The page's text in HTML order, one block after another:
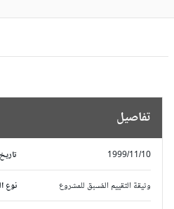
تفاصيل
تاريخ 1999/11/10
نوع وثيقة التقييم المُسبق للمشروع